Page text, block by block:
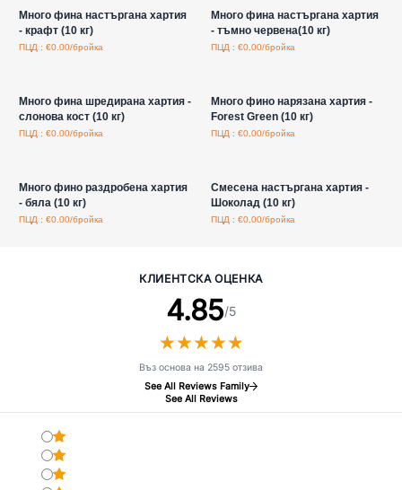
Много фина настъргана хартия
- крафт (10 кг)
ПЦД : €0.00/бройка
Много фина настъргана хартия
- тъмно червена(10 кг)
ПЦД : €0.00/бройка
Много фина шредирана хартия -
слонова кост (10 кг)
ПЦД : €0.00/бройка
Много фино нарязана хартия -
Forest Green (10 кг)
ПЦД : €0.00/бройка
Много фино раздробена хартия
- бяла (10 кг)
ПЦД : €0.00/бройка
Смесена настъргана хартия -
Шоколад (10 кг)
ПЦД : €0.00/бройка
КЛИЕНТСКА ОЦЕНКА
4.85/5
★★★★★
★★★★★
Въз основа на 2595 отзива
See All Reviews Family
See All Reviews